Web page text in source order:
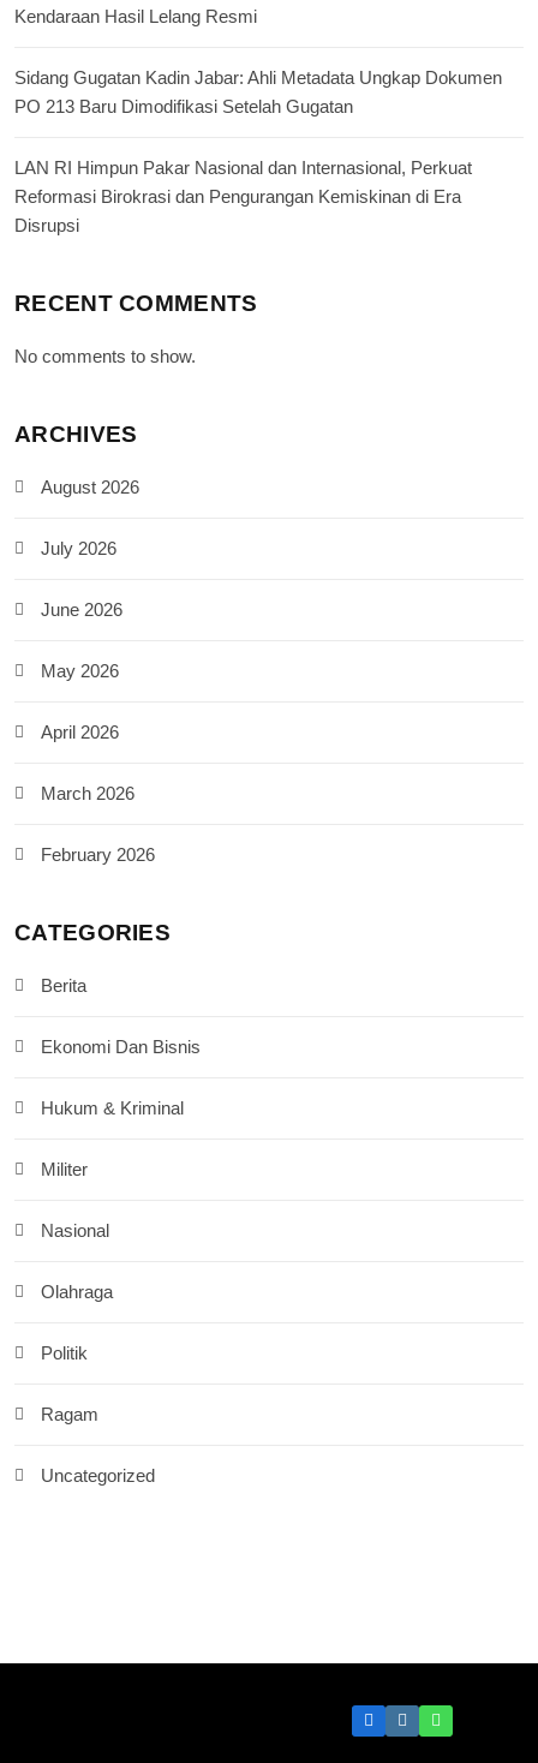
Kendaraan Hasil Lelang Resmi
Sidang Gugatan Kadin Jabar: Ahli Metadata Ungkap Dokumen
PO 213 Baru Dimodifikasi Setelah Gugatan
LAN RI Himpun Pakar Nasional dan Internasional, Perkuat
Reformasi Birokrasi dan Pengurangan Kemiskinan di Era
Disrupsi
RECENT COMMENTS
No comments to show.
ARCHIVES
August 2026
July 2026
June 2026
May 2026
April 2026
March 2026
February 2026
CATEGORIES
Berita
Ekonomi Dan Bisnis
Hukum & Kriminal
Militer
Nasional
Olahraga
Politik
Ragam
Uncategorized